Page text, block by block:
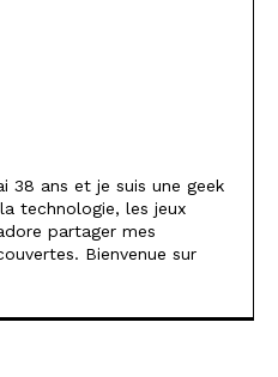
38 ans et je suis une geek
technologie, les jeux
partager mes
Bienvenue sur